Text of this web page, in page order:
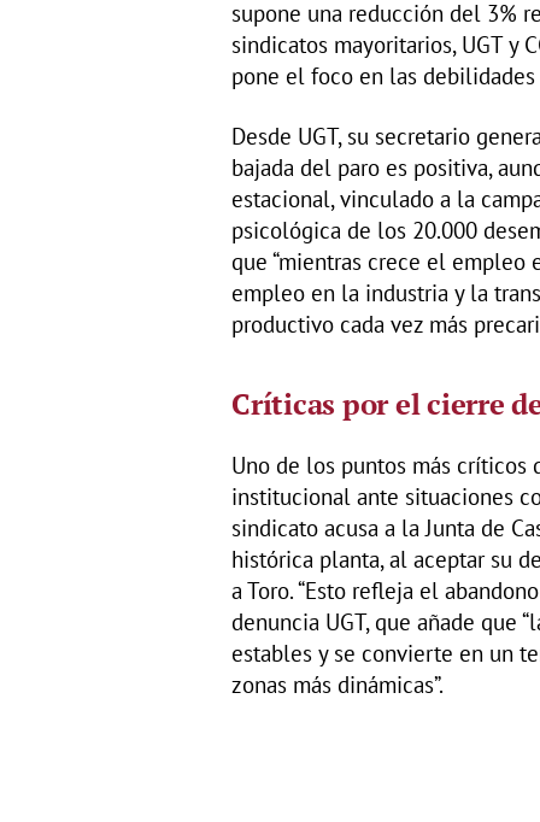
supone una reducción del 3%
sindicatos mayoritarios, UGT y
pone el foco en las
Desde UGT, su secretario
bajada del paro es positiva,
estacional, vinculado a la
psicológica de los 20.000
que “mientras crece el empleo
empleo en la industria y la
productivo cada vez más
Críticas por el cierre
Uno de los puntos más críticos
institucional ante situaciones
sindicato acusa a la Junta de
histórica planta, al aceptar su
a Toro. “Esto refleja el
denuncia UGT, que añade que
estables y se convierte en un
zonas más dinámicas”.